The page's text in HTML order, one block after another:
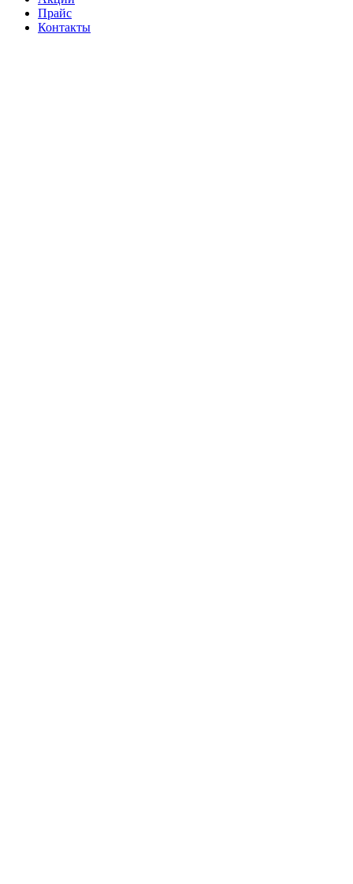
Прайс
Контакты